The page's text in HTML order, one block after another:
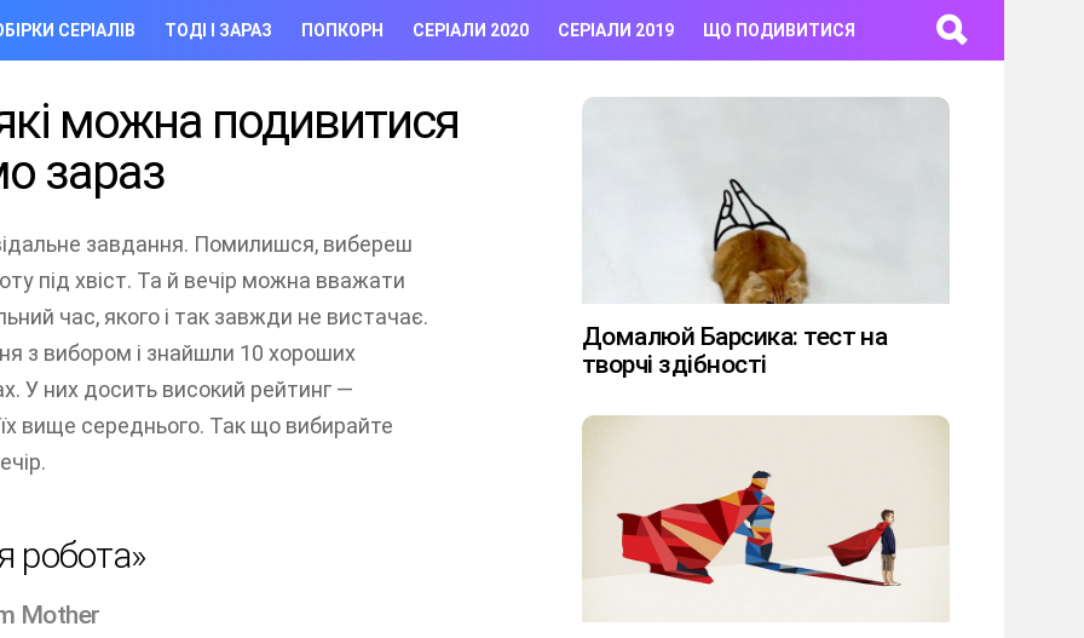
СЕРІАЛІВ ТОДІ І ЗАРАЗ ПОПКОРН СЕРІАЛИ 2020 СЕРІАЛИ 2019 ЩО ПОДИВИТИСЯ
можна подивитися
зараз
завдання. Помилишся, вибереш
під хвіст. Та й вечір можна вважати
час, якого і так завжди не вистачає.
з вибором і знайшли 10 хороших
У них досить високий рейтинг —
їх вище середнього. Так що вибирайте
робота»
Mother
Домалюй Барсика: тест на
творчі здібності